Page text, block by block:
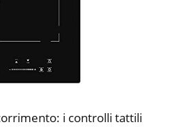
i controlli tattili